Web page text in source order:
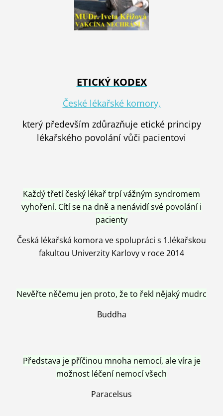
ETICKÝ KODEX
České lékařské komory,
který především zdůrazňuje etické principy
lékařského povolání vůči pacientovi
Každý třetí český lékař trpí vážným syndromem
vyhoření. Cítí se na dně a nenávidí své povolání i
pacienty
Česká lékařská komora ve spolupráci s 1.lékařskou
fakultou Univerzity Karlovy v roce 2014
Nevěřte něčemu jen proto, že to řekl nějaký mudrc
Buddha
Představa je příčinou mnoha nemocí, ale víra je
možnost léčení nemocí všech
Paracelsus